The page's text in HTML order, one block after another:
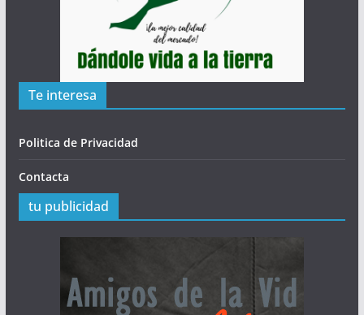
Te interesa
Politica de Privacidad
Contacta
tu publicidad